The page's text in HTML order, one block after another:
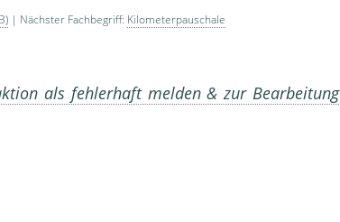
| Nächster Fachbegriff: Kilometerpauschale
als fehlerhaft melden & zur Bearbeitung